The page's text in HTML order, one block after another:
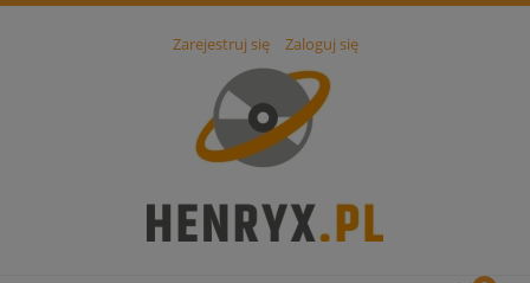
Zarejestruj się Zaloguj się